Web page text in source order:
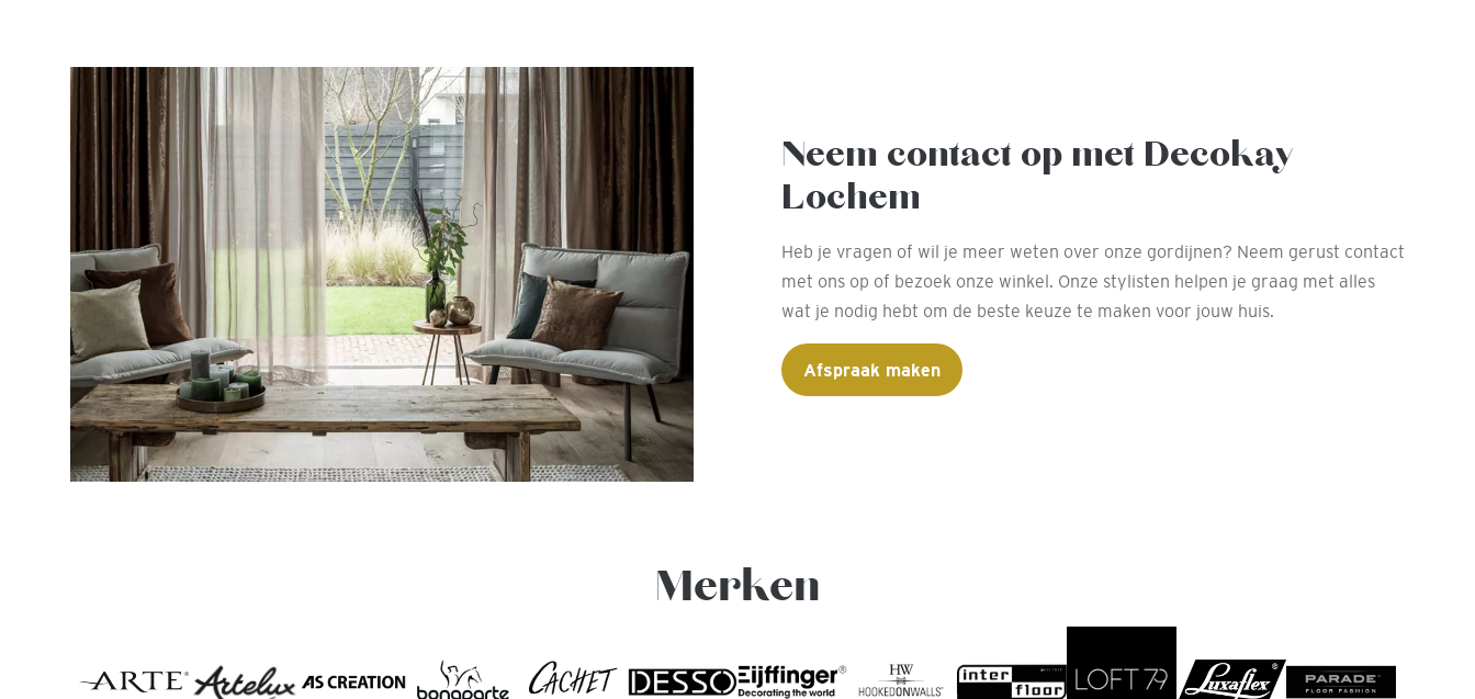
Neem contact op met Decokay
Lochem
Heb je vragen of wil je meer weten over onze gordijnen? Neem gerust contact
met ons op of bezoek onze winkel. Onze stylisten helpen je graag met alles
wat je nodig hebt om de beste keuze te maken voor jouw huis.
Afspraak maken
Merken